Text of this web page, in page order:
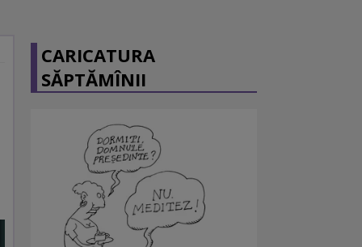
CARICATURA
SĂPTĂMÎNII